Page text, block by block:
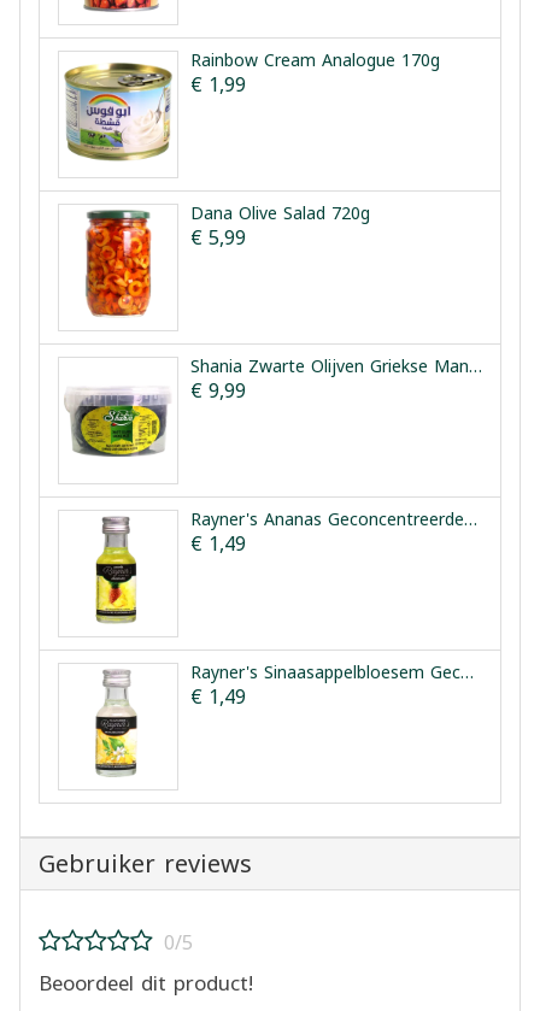
Rainbow Cream Analogue 170g
€ 1,99
Dana Olive Salad 720g
€ 5,99
Shania Zwarte Olijven Griekse Manier 1.5kg
€ 9,99
Rayner's Ananas Geconcentreerde Smaakessentie 25ml
€ 1,49
Rayner's Sinaasappelbloesem Geconcentreerde Smaakessentie 28ml
€ 1,49
Gebruiker reviews
0/5
Beoordeel dit product!